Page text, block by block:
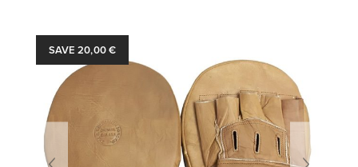
SAVE 20,00 €